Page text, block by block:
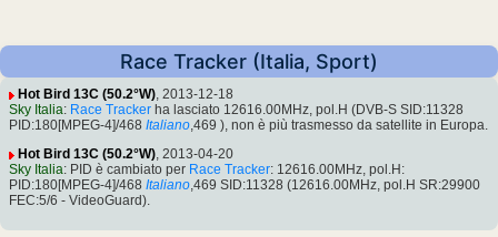
Race Tracker (Italia, Sport)
Hot Bird 13C (50.2°W), 2013-12-18
Sky Italia: Race Tracker ha lasciato 12616.00MHz, pol.H (DVB-S SID:11328
PID:180[MPEG-4]/468 Italiano,469 ), non è più trasmesso da satellite in Europa.
Hot Bird 13C (50.2°W), 2013-04-20
Sky Italia: PID è cambiato per Race Tracker: 12616.00MHz, pol.H:
PID:180[MPEG-4]/468 Italiano,469 SID:11328 (12616.00MHz, pol.H SR:29900
FEC:5/6 - VideoGuard).